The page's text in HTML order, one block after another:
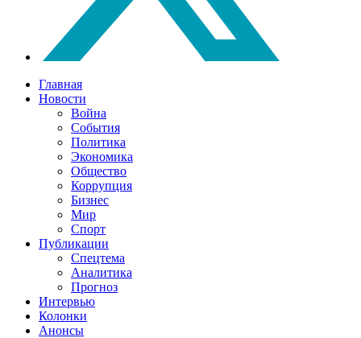
Главная
Новости
Война
События
Политика
Экономика
Общество
Коррупция
Бизнес
Мир
Спорт
Публикации
Спецтема
Аналитика
Прогноз
Интервью
Колонки
Анонсы